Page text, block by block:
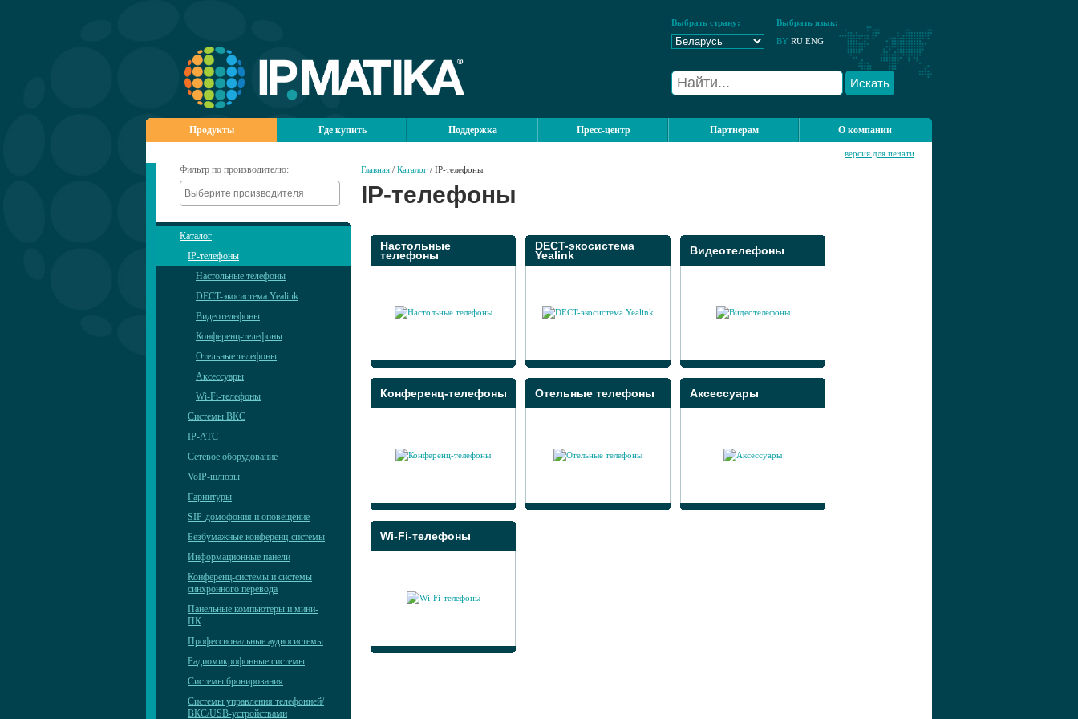
Выбрать страну:
Выбрать язык:
BY RU ENG
Искать
Продукты Где купить Поддержка Пресс-центр Партнерам О компании
Фильтр по производителю:
Каталог
IP-телефоны
Настольные телефоны
DECT-экосистема Yealink
Видеотелефоны
Конференц-телефоны
Отельные телефоны
Аксессуары
Wi-Fi-телефоны
Системы ВКС
IP-АТС
Сетевое оборудование
VoIP-шлюзы
Гарнитуры
SIP-домофония и оповещение
Безбумажные конференц-системы
Информационные панели
Конференц-системы и системы
синхронного перевода
Панельные компьютеры и мини-
ПК
Профессиональные аудиосистемы
Радиомикрофонные системы
Системы бронирования
Системы управления телефонией/
ВКС/USB-устройствами
Главная / Каталог / IP-телефоны
версия для печати
IP-телефоны
Настольные
телефоны
DECT-экосистема
Yealink Видеотелефоны
Конференц-телефоны Отельные телефоны Аксессуары
Wi-Fi-телефоны